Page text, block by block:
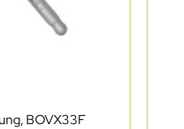
BOVX33F